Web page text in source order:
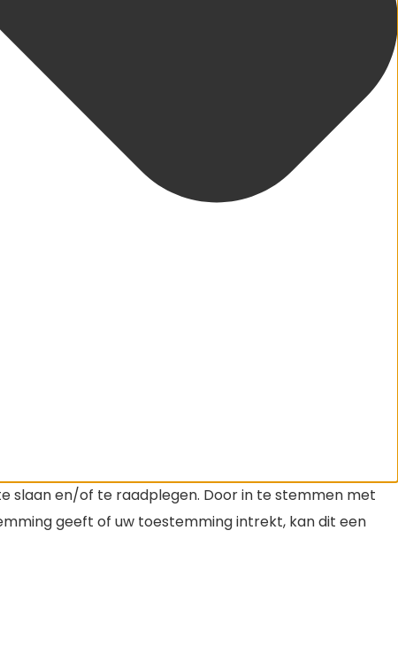
slaan en/of te raadplegen. Door in te stemmen met
geeft of uw toestemming intrekt, kan dit een